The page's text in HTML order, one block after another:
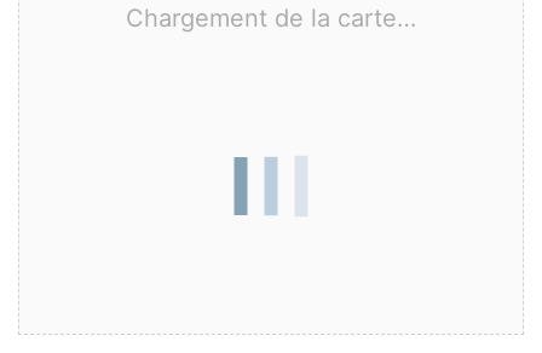
Chargement de la carte…